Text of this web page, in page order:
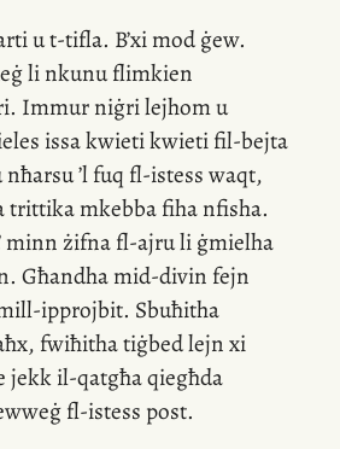
ut-tifla. B’xi mod ġew.
li nkunu flimkien
Immur niġri lejhom u
issa kwieti kwietifil-bejta
’l fuq fl-istesswaqt,
mkebba fiha nfisha.
minn żifnafl-ajruli ġmielha
. Għandhamid-divin fejn
ipprojbit. Sbuħitha
, fwiħitha tiġbed lejn xi
jekkil-qatgħaqiegħda
fl-istess post.